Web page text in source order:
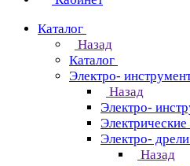
Каталог
Назад
Каталог
Электро-
Назад
Электро-
Электро-
Назад